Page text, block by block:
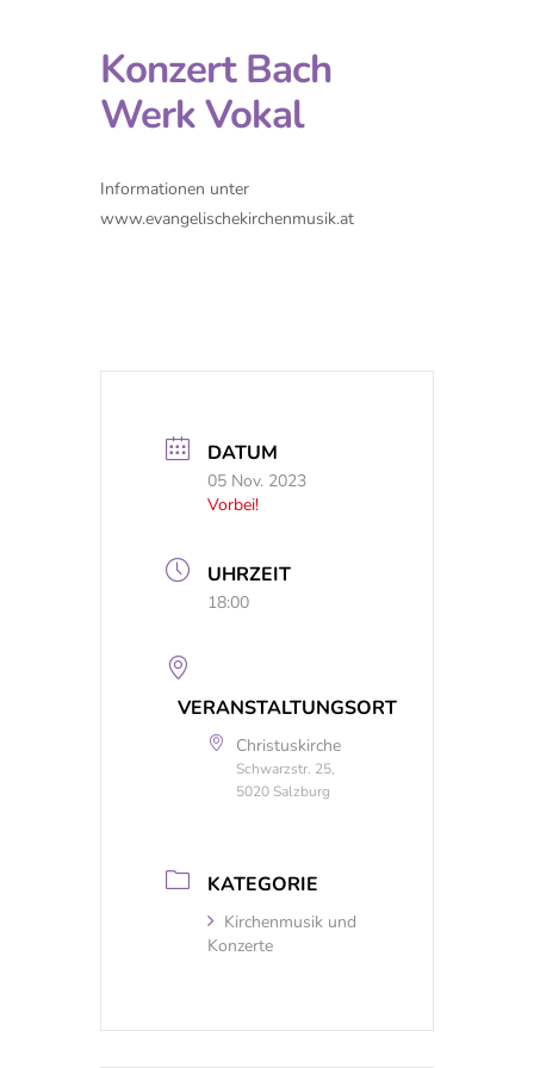
Konzert Bach
Werk Vokal
Informationen unter
www.evangelischekirchenmusik.at
DATUM
05 Nov. 2023
Vorbei!
UHRZEIT
18:00
VERANSTALTUNGSORT
Christuskirche
Schwarzstr. 25,
5020 Salzburg
KATEGORIE
Kirchenmusik und
Konzerte